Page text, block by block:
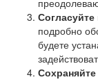
подробно
будете